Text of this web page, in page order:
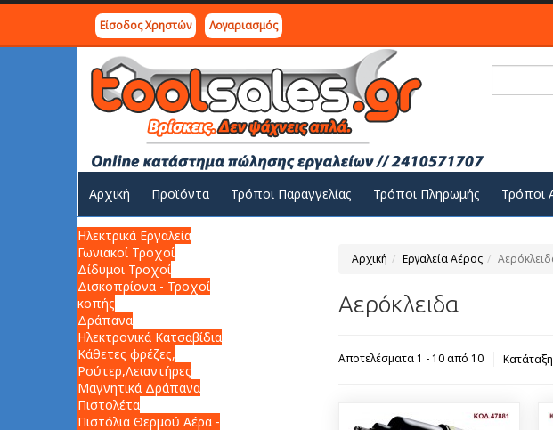
Είσοδος Χρηστών Λογαριασμός
Αρχική Προϊόντα Τρόποι Παραγγελίας Τρόποι Πληρωμής Τρόποι
Αρχική Εργαλεία Αέρος
Αερόκλειδα
Αποτελέσματα 1 - 10 από 10
Ηλεκτρικά Εργαλεία
Γωνιακοί Τροχοί
Δίδυμοι Τροχοί
Δισκοπρίονα - Τροχοί
κοπής
Δράπανα
Ηλεκτρονικά Κατσαβίδια
Κάθετες φρέζες,
Ρούτερ,Λειαντήρες
Μαγνητικά Δράπανα
Πιστολέτα
Πιστόλια Θερμού Αέρα -